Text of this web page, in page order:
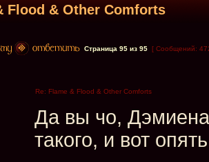
Flood & Other Comforts
Страница 95 из 95 [ Сообщений:
Re: Flame & Flood & Other Comforts
Да вы чо,
такого, и вот